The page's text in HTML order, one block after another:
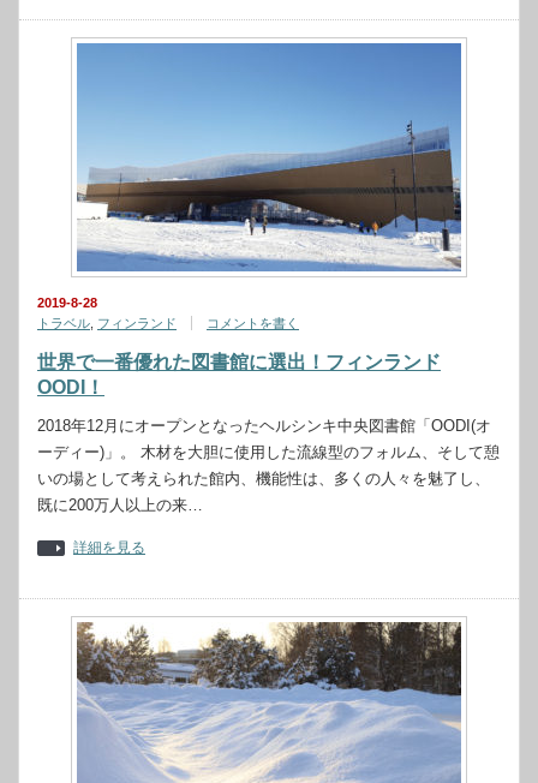
2019-8-28
トラベル フィンランド コメントを書く
世界で一番優れた図書館に選出！フィンランド
OODI！
2018年12月にオープンとなったヘルシンキ中央図書館「OODI(オ
ーディー)」。 木材を大胆に使用した流線型のフォルム、そして憩
いの場として考えられた館内、機能性は、多くの人々を魅了し、
既に200万人以上の来…
詳細を見る